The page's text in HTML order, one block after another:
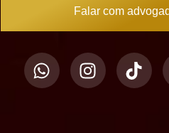
Falar com